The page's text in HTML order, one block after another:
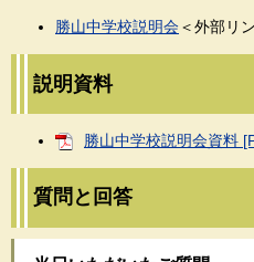
勝山中学校説明会＜外部リ
説明資料
勝山中学校説明会資料
質問と回答